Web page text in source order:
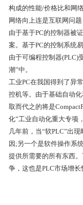
构成的性能/价格比和网
网络向上连是互联网问
由于基于PC的控制器被
案。基于PC的控制系统
由于可编程控制器(PLC)
潮”中。
工业PC在我国得到了异
控机等。由于基础自动
取而代之的将是
化”工业自动化重大专项
几年前，当“软PLC”出
因;另一个是软件操作系
提供所需要的所有东西
争，这也是PLC市场增